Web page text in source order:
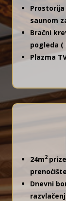
saunom
Bračni
pogleda (
Plazma
24m2
Dnevni